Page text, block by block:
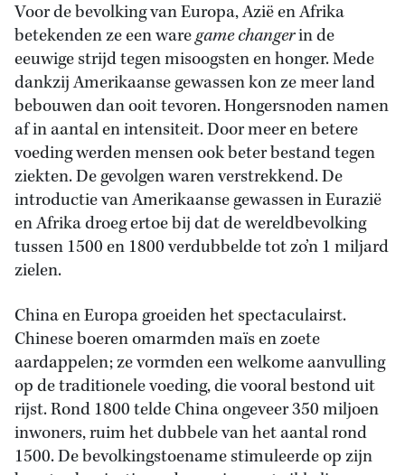
Voor de bevolking van Europa, Azië en Afrika
betekenden ze een waregame changerin de
eeuwige strijd tegen misoogsten en honger. Mede
dankzij Amerikaanse gewassen kon ze meer land
bebouwen dan ooit tevoren. Hongersnoden namen
af in aantal en intensiteit. Door meer en betere
voeding werden mensen ook beter bestand tegen
ziekten. De gevolgen waren verstrekkend. De
introductie van Amerikaanse gewassen in Eurazië
en Afrika droeg ertoe bij dat de wereldbevolking
tussen 1500 en 1800 verdubbelde tot zo’n 1 miljard
zielen.
China en Europa groeiden het spectaculairst.
Chinese boeren omarmden maïs en zoete
aardappelen; ze vormden een welkome aanvulling
op de traditionele voeding, die vooral bestond uit
rijst. Rond 1800 telde China ongeveer 350 miljoen
inwoners, ruim het dubbele van het aantal rond
1500. De bevolkingstoename stimuleerde op zijn